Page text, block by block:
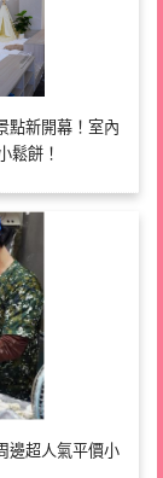
點新開幕！室內
鬆餅！
邊超人氣平價小